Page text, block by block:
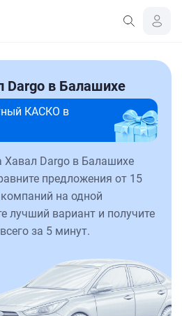
Dargo в Балашихе
КАСКО в
Dargo в Балашихе
предложения от 15
на одной
лучший вариант и получите
за 5 минут.